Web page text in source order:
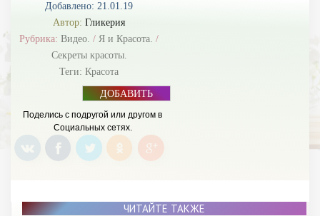
Добавлено: 21.01.19
Автор: Гликерия
Рубрика: Видео. / Я и Красота. /
Секреты красоты.
Теги: Красота
ДОБАВИТЬ
Поделись с подругой или другом в
Социальных сетях.
ЧИТАЙТЕ ТАКЖЕ